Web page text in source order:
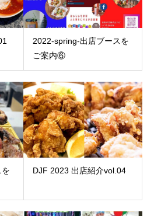
2022-spring-出店ブースを
ご案内⑥
DJF 2023 出店紹介vol.04